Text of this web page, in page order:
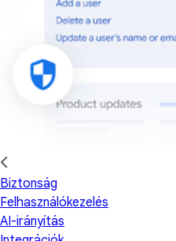
Biztonság
Felhasználókezelés
AI-irányítás